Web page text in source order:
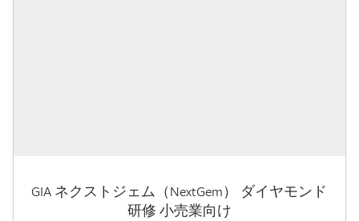
GIA ネクストジェム（NextGem） ダイヤモンド
研修 小売業向け